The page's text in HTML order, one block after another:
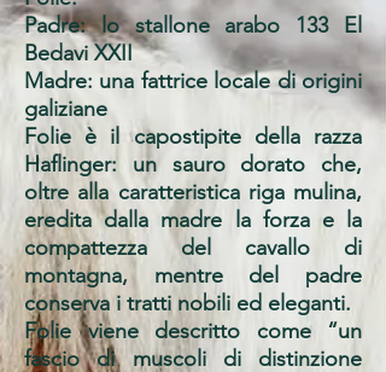
Padre: lo stallone arabo 133 El
Bedavi XXII
Madre: una fattrice locale di origini
galiziane
Folie è il capostipite della razza
Haflinger: un sauro dorato che,
oltre alla caratteristica riga mulina,
eredita dalla madre la forza e la
compattezza del cavallo di
montagna, mentre del padre
conserva i tratti nobili ed eleganti.
Folie viene descritto come “un
fascio di muscoli di distinzione